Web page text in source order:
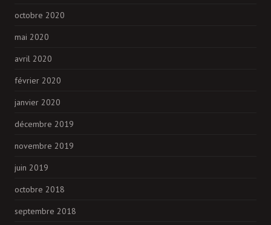
octobre 2020
mai 2020
avril 2020
février 2020
janvier 2020
décembre 2019
novembre 2019
juin 2019
octobre 2018
septembre 2018